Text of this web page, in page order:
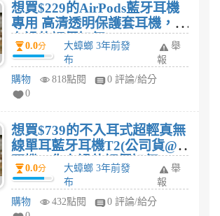
想買$229的AirPods藍牙耳機
專用 高清透明保護套耳機，你
有過的評價如何?
0.0分
大蟑螂 3年前發
布
舉
報
購物
818點閱
0 評論/給分
0
想買$739的不入耳式超輕真無
線單耳藍牙耳機T2(公司貨@)
耳機，你有過的評價如何?
0.0分
大蟑螂 3年前發
布
舉
報
購物
432點閱
0 評論/給分